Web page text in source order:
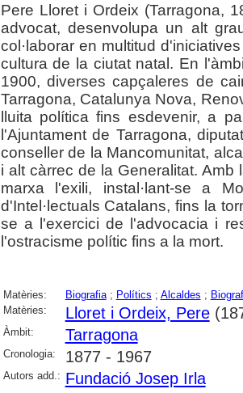
Pere Lloret i Ordeix (Tarragona,
advocat, desenvolupa un alt
col·laborar en multitud
cultura de la ciutat natal. En
1900, diverses capçaleres de
Tarragona, Catalunya Nova,
lluita política fins esdevenir, a
l'Ajuntament de Tarragona,
conseller de la Mancomunitat,
i alt càrrec de la Generalitat.
marxa l'exili, instal·lant-se a
d'Intel·lectuals Catalans, fins la
se a l'exercici de l'advocacia i
l'ostracisme polític fins a la mort.
Matèries: Biografia; Polítics ; Alcaldes ;
Matèries:
Lloret i Ordeix, Pere
Àmbit: Tarragona
Cronologia: 1877 - 1967
Autors add.: Fundació Josep Irla